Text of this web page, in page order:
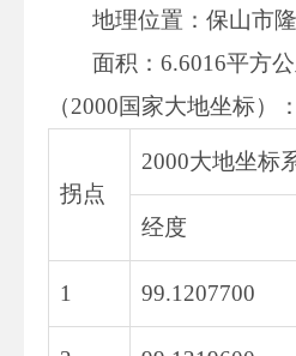
地理位置：保山市
面积：6.6016平方
（2000国家大地坐标）：
拐点
2000大地坐标
经度
1 99.1207700